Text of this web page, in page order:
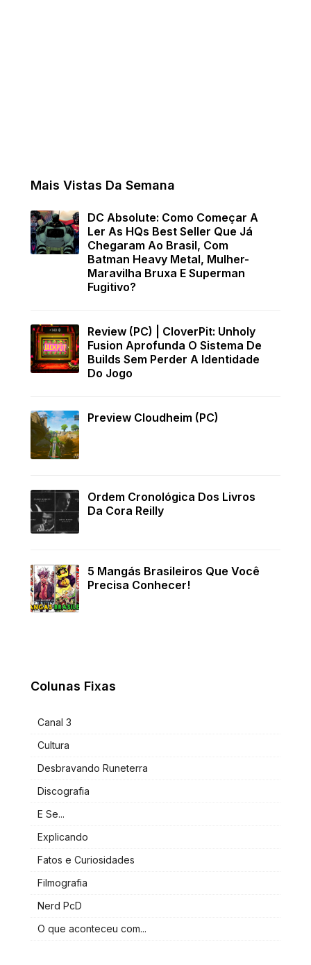
Mais Vistas Da Semana
DC Absolute: Como Começar A
Ler As HQs Best Seller Que Já
Chegaram Ao Brasil, Com
Batman Heavy Metal, Mulher-
Maravilha Bruxa E Superman
Fugitivo?
Review (PC) | CloverPit: Unholy
Fusion Aprofunda O Sistema De
Builds Sem Perder A Identidade
Do Jogo
Preview Cloudheim (PC)
Ordem Cronológica Dos Livros
Da Cora Reilly
5 Mangás Brasileiros Que Você
Precisa Conhecer!
Colunas Fixas
Canal 3
Cultura
Desbravando Runeterra
Discografia
E Se...
Explicando
Fatos e Curiosidades
Filmografia
Nerd PcD
O que aconteceu com...